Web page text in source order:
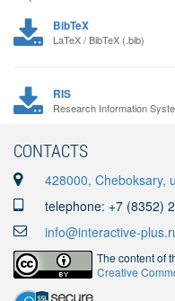
BibTeX
LaTeX / BibTeX (.bib)
RIS
Research Information
CONTACTS
428000, Cheboksary,
telephone: +7 (8352)
info@interactive-
The content of
Creative